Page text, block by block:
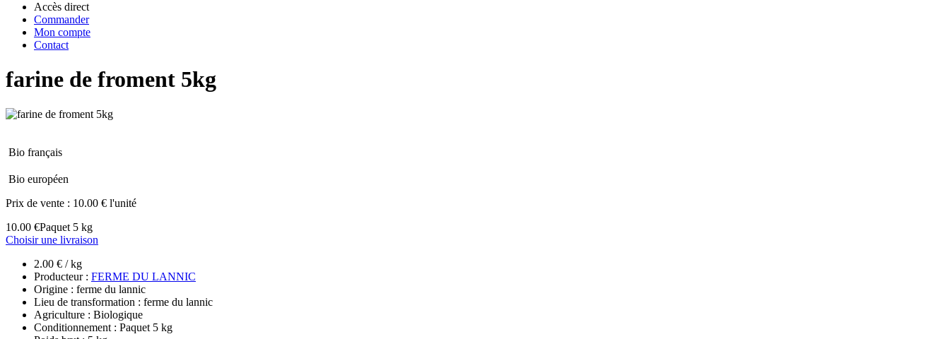
Accès direct
Commander
Mon compte
Contact
farine de froment 5kg
Bio français
Bio européen
Prix de vente : 10.00 € l'unité
10.00 €Paquet 5 kg
Choisir une livraison
2.00 € / kg
Producteur : FERME DU LANNIC
Origine : ferme du lannic
Lieu de transformation : ferme du lannic
Agriculture : Biologique
Conditionnement : Paquet 5 kg